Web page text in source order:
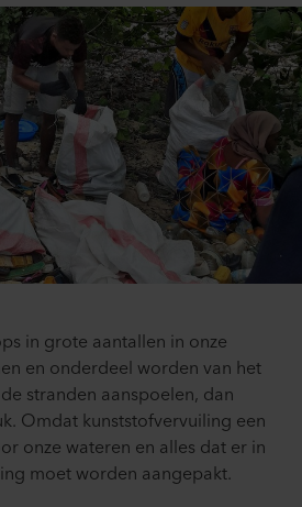
in grote aantallen in onze
en onderdeel worden van het
stranden aanspoelen, dan
Omdat kunststofvervuiling een
onze wateren en alles dat er in
moet worden aangepakt.